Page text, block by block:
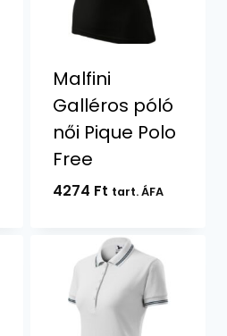
Malfini
Galléros póló
női Pique Polo
Free
4274 Ft tart. ÁFA